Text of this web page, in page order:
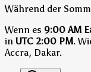
Während der
Wenn es 9:00 AM
in UTC 2:00 PM.
Accra, Dakar.